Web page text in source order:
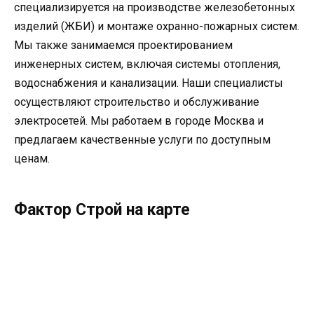
специализируется на производстве железобетонных
изделий (ЖБИ) и монтаже охранно-пожарных систем.
Мы также занимаемся проектированием
инженерных систем, включая системы отопления,
водоснабжения и канализации. Наши специалисты
осуществляют строительство и обслуживание
электросетей. Мы работаем в городе Москва и
предлагаем качественные услуги по доступным
ценам.
Фактор Строй на карте